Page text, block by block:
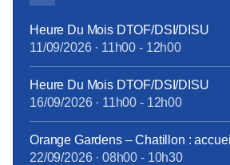
introduite en février 2015. Cette
traitement touche à sa fin, grâce à la
CFE-CGC Orange : à compter du
tous les personnels bénéficieront
garanties.
Heure Du Mois DTOF/DSI/DISU
11/09/2026· 11h00 - 12h00
Heure Du Mois DTOF/DSI/DISU
16/09/2026· 11h00 - 12h00
Orange Gardens – Chatillon :
22/09/2026· 08h00 - 10h30